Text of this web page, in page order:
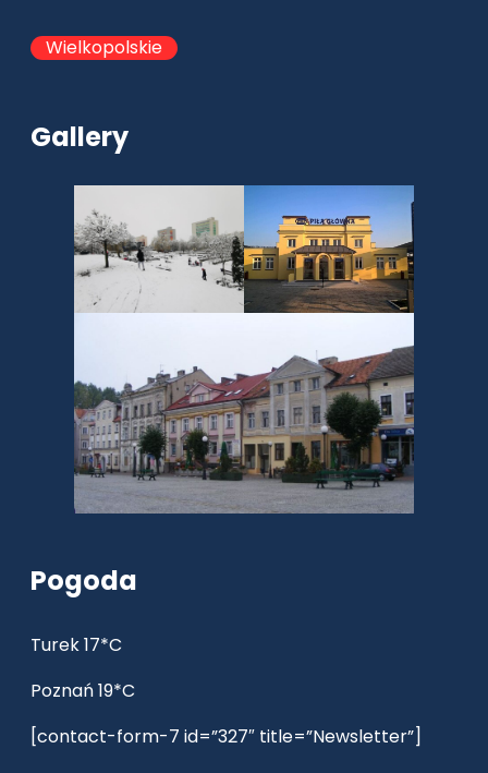
Wielkopolskie
Gallery
Pogoda
Turek 17*C
Poznań 19*C
[contact-form-7 id=”327″ title=”Newsletter”]